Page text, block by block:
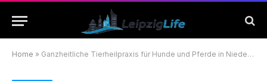
Home » Ganzheitliche Tierheilpraxis für Hunde und Pferde in Niedersachsen